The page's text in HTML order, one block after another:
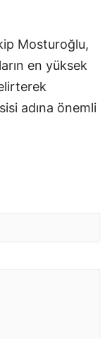
Mosturoğlu,
en yüksek
adına önemli